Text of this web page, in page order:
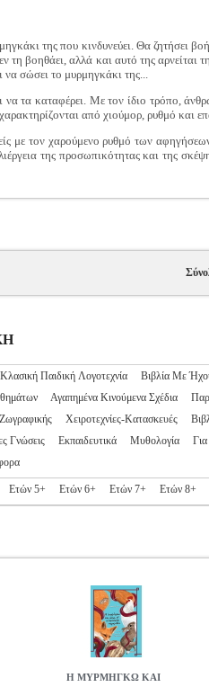
της που κινδυνεύει. Θα ζητήσει
βοηθάει, αλλά και αυτό της αρνείται
να σώσει το μυρμηγκάκι της...
τα καταφέρει. Με τον ίδιο τρόπο,
από χιούμορ, ρυθμό και
με τον χαρούμενο ρυθμό των
της προσωπικότητας και της
Κλασική Παιδική Λογοτεχνία Βιβλία Με
Αγαπημένα Κινούμενα Σχέδια
Χειροτεχνίες-Κατασκευές
Γνώσεις Εκπαιδευτικά Μυθολογία
Ετών 5+ Ετών 6+ Ετών 7+ Ετών 8+
Η ΜΥΡΜΗΓΚΩ ΚΑΙ